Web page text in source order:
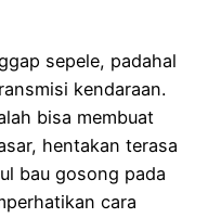
sepele, padahal
kendaraan.
bisa membuat
hentakan terasa
bau gosong pada
cara